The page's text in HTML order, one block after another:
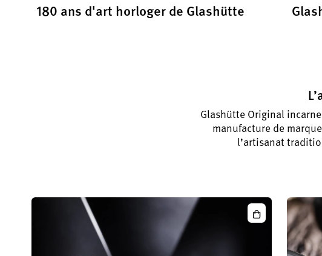
180 ans d'art horloger de Glashütte
Glashütte Original
manufacture de
l’artisanat
Senator
Excellence
Quantième
Perpétuel